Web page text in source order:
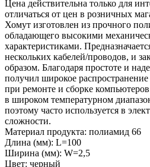
Цена действительна только для
отличаться от цен в розничных
Хомут изготовлен из прочного
обладающего высокими
характеристиками.
нескольких кабелей/проводов, и
образом. Благодаря простоте и
получил широкое
при ремонте и сборке
в широком температурном
поэтому часто используется в
сложности.
Материал продукта: полиамид 66
Длина (мм): L=100
Ширина (мм): W=2,5
Цвет: черный